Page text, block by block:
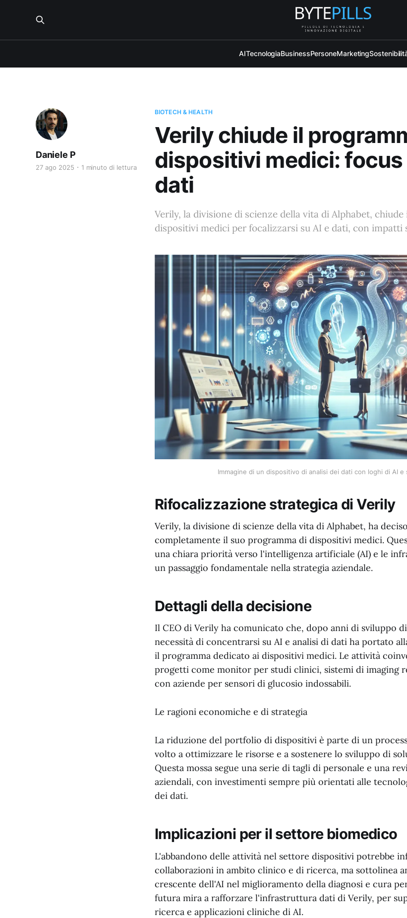
AITecnologiaBusinessPersoneMarketing
BIOTECH & HEALTH
Verily chiude il
dispositivi medici: focus
dati
Verily, la divisione di scienze della vita di Alphabet,
dispositivi medici per focalizzarsi su AI e dati, con impatti
Daniele P
27 ago 2025 1 minuto di lettura
Immagine di un dispositivo di analisi dei dati con loghi di AI e
Rifocalizzazione strategica di Verily
Verily, la divisione di scienze della vita di Alphabet, ha
completamente il suo programma di dispositivi medici.
una chiara priorità verso l'intelligenza artificiale (AI) e le
un passaggio fondamentale nella strategia aziendale.
Dettagli della decisione
Il CEO di Verily ha comunicato che, dopo anni di sviluppo
necessità di concentrarsi su AI e analisi di dati ha portato
il programma dedicato ai dispositivi medici. Le attività
progetti come monitor per studi clinici, sistemi di imaging
con aziende per sensori di glucosio indossabili.
Le ragioni economiche e di strategia
La riduzione del portfolio di dispositivi è parte di un
volto a ottimizzare le risorse e a sostenere lo sviluppo di
Questa mossa segue una serie di tagli di personale e una
aziendali, con investimenti sempre più orientati alle
dei dati.
Implicazioni per il settore biomedico
L'abbandono delle attività nel settore dispositivi potrebbe
collaborazioni in ambito clinico e di ricerca, ma sottolinea
crescente dell'AI nel miglioramento della diagnosi e cura
futura mira a rafforzare l'infrastruttura dati di Verily, per
ricerca e applicazioni cliniche di AI.